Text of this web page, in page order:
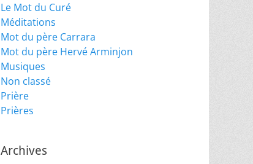
Le Mot du Curé
Méditations
Mot du père Carrara
Mot du père Hervé Arminjon
Musiques
Non classé
Prière
Prières
Archives